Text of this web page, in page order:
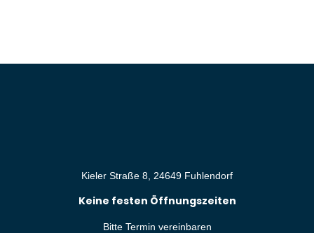
Kieler Straße 8, 24649 Fuhlendorf
Keine festen Öffnungszeiten
Bitte Termin vereinbaren